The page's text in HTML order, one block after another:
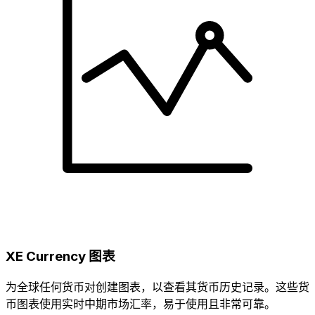
XE Currency 图表
为全球任何货币对创建图表，以查看其货币历史记录。这些货
币图表使用实时中期市场汇率，易于使用且非常可靠。